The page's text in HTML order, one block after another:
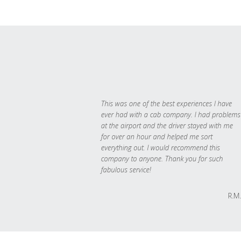
This was one of the best experiences I have
ever had with a cab company. I had problems
at the airport and the driver stayed with me
for over an hour and helped me sort
everything out. I would recommend this
company to anyone. Thank you for such
fabulous service!
R.M.